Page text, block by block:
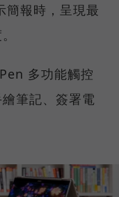
簡報時，呈現最
多功能觸控
筆記、簽署電